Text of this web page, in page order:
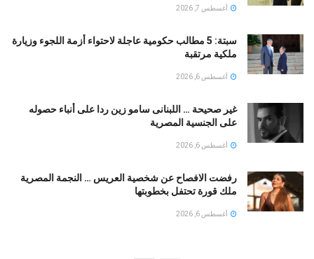
أغسطس 7, 2026
سبتة: 5 مطالب حكومية عاجلة لاحتواء أزمة اللجوء وزيارة
ملكية مرتقبة
أغسطس 6, 2026
غير صحيحة … اللبنانى سامو زين ردا على أنباء حصوله
على الجنسية المصرية
أغسطس 6, 2026
رفضت الافصاح عن شخصية العريس … النجمة المصرية
ملك قورة تحتفل بخطوبتها
أغسطس 6, 2026